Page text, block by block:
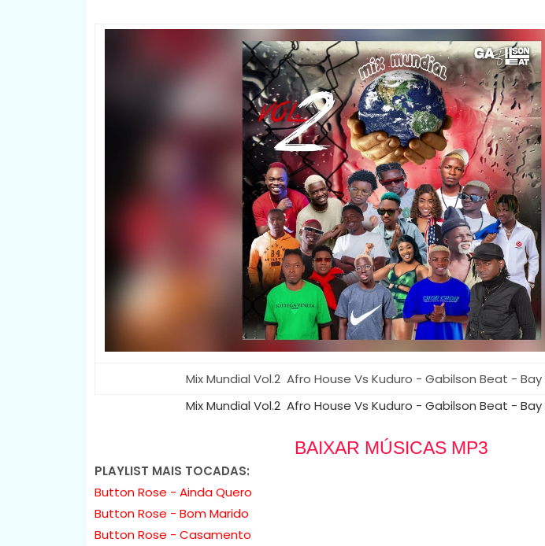
Mix Mundial Vol.2 Afro House Vs Kuduro - Gabilson Beat - Bay
Mix Mundial Vol.2 Afro House Vs Kuduro - Gabilson Beat - Bay
BAIXAR MÚSICAS MP3
PLAYLIST MAIS TOCADAS:
Button Rose - Ainda Quero
Button Rose - Bom Marido
Button Rose - Casamento